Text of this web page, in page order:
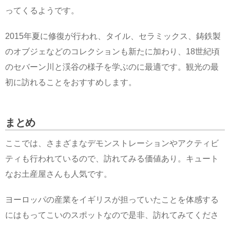
ってくるようです。
2015年夏に修復が行われ、タイル、セラミックス、鋳鉄製
のオブジェなどのコレクションも新たに加わり、18世紀頃
のセバーン川と渓谷の様子を学ぶのに最適です。観光の最
初に訪れることをおすすめします。
まとめ
ここでは、さまざまなデモンストレーションやアクティビ
ティも行われているので、訪れてみる価値あり。キュート
なお土産屋さんも人気です。
ヨーロッパの産業をイギリスが担っていたことを体感する
にはもってこいのスポットなので是非、訪れてみてくださ